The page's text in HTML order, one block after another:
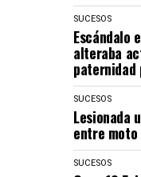
SUCESOS
Escándalo
alteraba
paternidad
SUCESOS
Lesionada
entre
SUCESOS